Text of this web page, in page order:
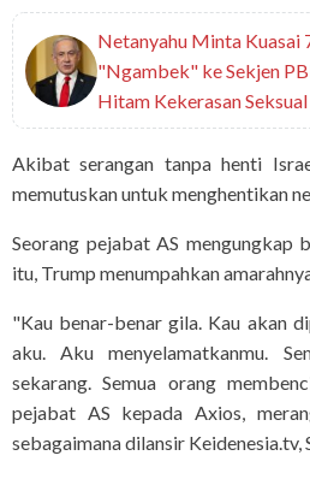
Netanyahu Minta Kuasai
"Ngambek" ke Sekjen
Hitam Kekerasan
Akibat serangan tanpa henti
memutuskan untuk menghentikan
Seorang pejabat AS mengungkap
itu, Trump menumpahkan
"Kau benar-benar gila. Kau akan
aku. Aku menyelamatkanmu.
sekarang. Semua orang
pejabat AS kepada Axios,
sebagaimana dilansir Keidenesia.tv,